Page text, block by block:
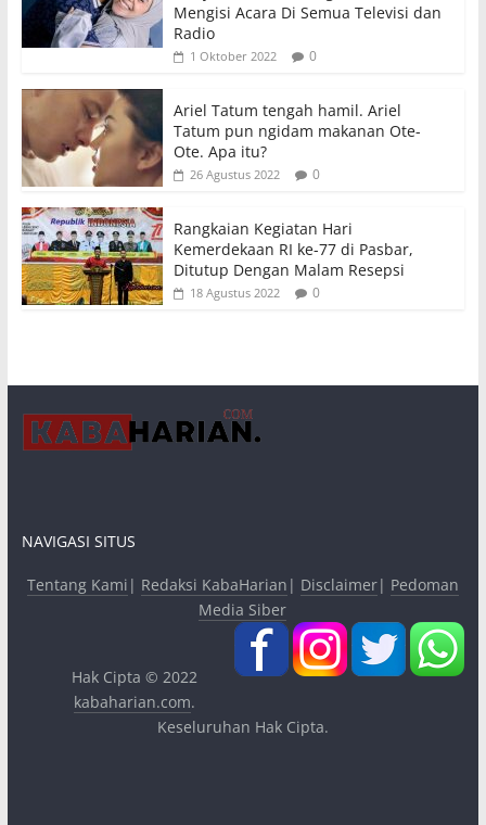
Mengisi Acara Di Semua Televisi dan
Radio
1 Oktober 2022 0
Ariel Tatum tengah hamil. Ariel
Tatum pun ngidam makanan Ote-
Ote. Apa itu?
26 Agustus 2022 0
Rangkaian Kegiatan Hari
Kemerdekaan RI ke-77 di Pasbar,
Ditutup Dengan Malam Resepsi
18 Agustus 2022 0
NAVIGASI SITUS
Tentang Kami | Redaksi KabaHarian | Disclaimer| Pedoman
Media Siber
Hak Cipta © 2022
kabaharian.com.
Keseluruhan Hak Cipta.